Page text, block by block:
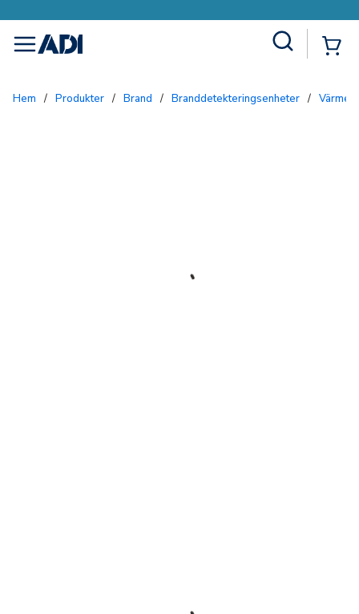
menu
Hem / Produkter / Brand / Branddetekteringsenheter /